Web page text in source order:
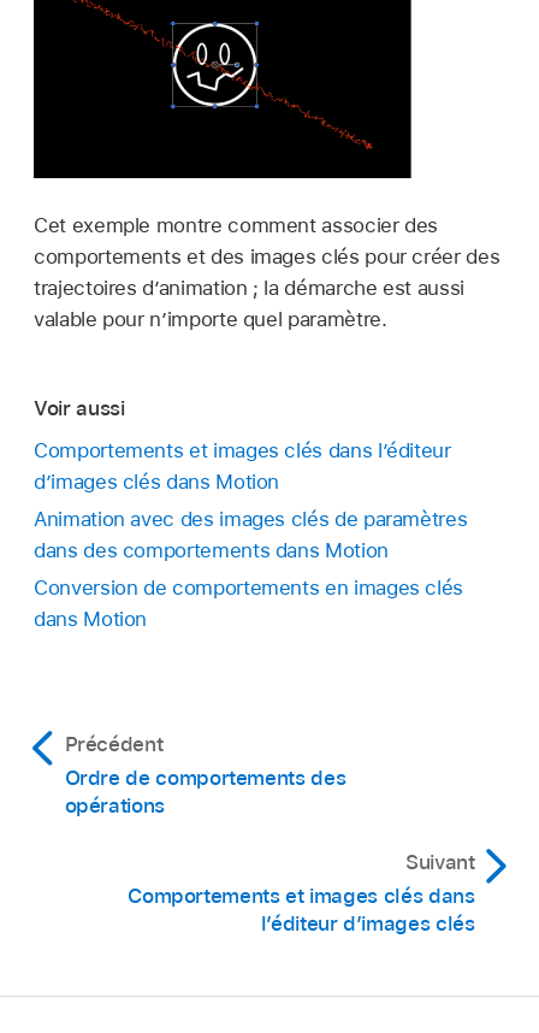
Cet exemple montre comment associer des
comportements et des images clés pour créer des
trajectoires d’animation ; la démarche est aussi
valable pour n’importe quel paramètre.
Voir aussi
Comportements et images clés dans l’éditeur
d’images clés dans Motion
Animation avec des images clés de paramètres
dans des comportements dans Motion
Conversion de comportements en images clés
dans Motion
Précédent
Ordre de comportements des
opérations
Suivant
Comportements et images clés dans
l’éditeur d’images clés